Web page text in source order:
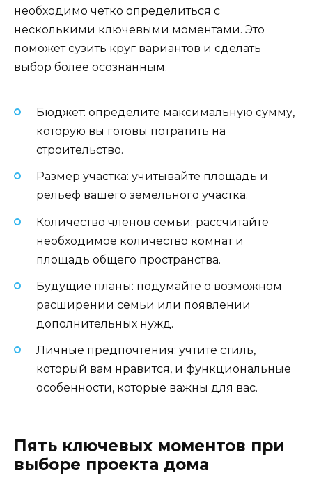
необходимо четко определиться с
несколькими ключевыми моментами. Это
поможет сузить круг вариантов и сделать
выбор более осознанным.
Бюджет: определите максимальную сумму,
которую вы готовы потратить на
строительство.
Размер участка: учитывайте площадь и
рельеф вашего земельного участка.
Количество членов семьи: рассчитайте
необходимое количество комнат и
площадь общего пространства.
Будущие планы: подумайте о возможном
расширении семьи или появлении
дополнительных нужд.
Личные предпочтения: учтите стиль,
который вам нравится, и функциональные
особенности, которые важны для вас.
Пять ключевых моментов при
выборе проекта дома